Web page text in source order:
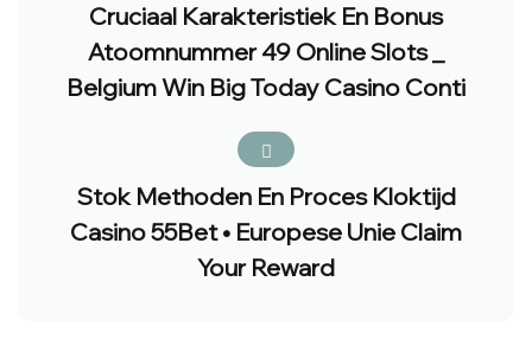
Cruciaal Karakteristiek En Bonus
Atoomnummer 49 Online Slots _
Belgium Win Big Today Casino Conti
Stok Methoden En Proces Kloktijd
Casino 55Bet • Europese Unie Claim
Your Reward